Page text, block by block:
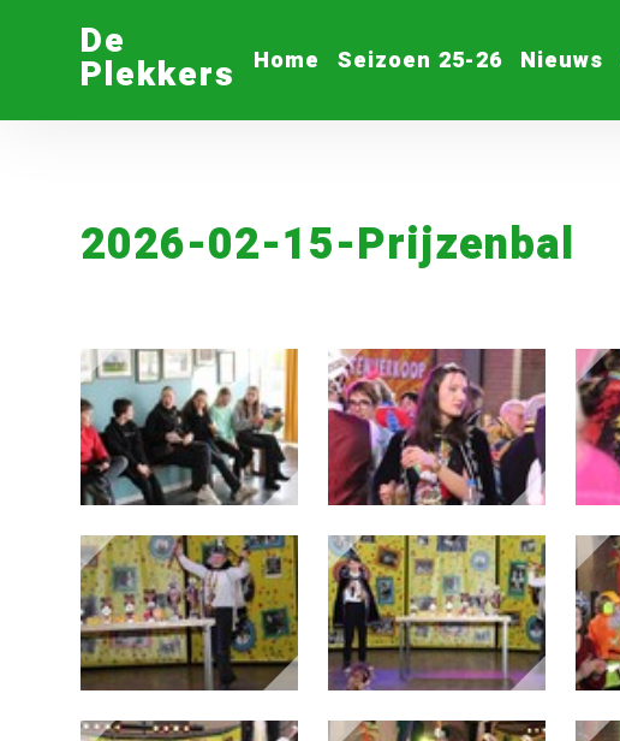
De
Plekkers Home Seizoen 25-26 Nieuws
2026-02-15-Prijzenbal